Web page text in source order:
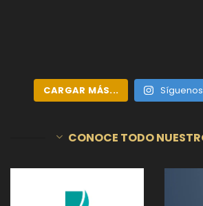
CARGAR MÁS...
CONOCE TODO